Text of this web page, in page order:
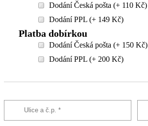
Dodání Česká pošta (+ 110 Kč)
Dodání PPL (+ 149 Kč)
Platba dobírkou
Dodání Česká pošta (+ 150 Kč)
Dodání PPL (+ 200 Kč)